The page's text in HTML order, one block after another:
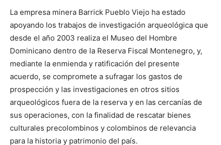
La empresa minera Barrick Pueblo Viejo ha estado
apoyando los trabajos de investigación arqueológica que
desde el año 2003 realiza el Museo del Hombre
Dominicano dentro de la Reserva Fiscal Montenegro, y,
mediante la enmienda y ratificación del presente
acuerdo, se compromete a sufragar los gastos de
prospección y las investigaciones en otros sitios
arqueológicos fuera de la reserva y en las cercanías de
sus operaciones, con la finalidad de rescatar bienes
culturales precolombinos y colombinos de relevancia
para la historia y patrimonio del país.